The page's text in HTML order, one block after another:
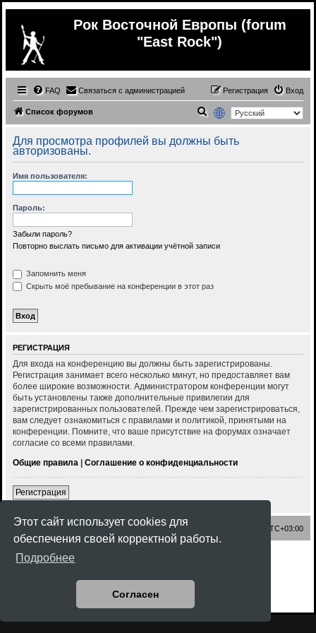
Этот сайт использует cookies для
обеспечения своей корректной работы.
Подробнее
Согласен
Рок Восточной Европы (forum
"East Rock")
FAQ Связаться с администрацией Вход
Регистрация
Список форумов
и
с
Для просмотра профилей вы должны быть
авторизованы.
Имя пользователя:
Пароль:
Забыли пароль?
Повторно выслать письмо для активации учётной записи
Запомнить меня
Скрыть моё пребывание на конференции в этот раз
РЕГИСТРАЦИЯ
Для входа на конференцию вы должны быть зарегистрированы.
Регистрация занимает всего несколько минут, но предоставляет вам
более широкие возможности. Администратором конференции могут
быть установлены также дополнительные привилегии для
зарегистрированных пользователей. Прежде чем зарегистрироваться,
вам следует ознакомиться с правилами и политикой, принятыми на
конференции. Помните, что ваше присутствие на форумах означает
согласие со всеми правилами.
Общие правила | Соглашение о конфиденциальности
Регистрация
Список форумов UTC+03:00
Создано на основе
Русская поддержка phpBB
Конфиденциальность